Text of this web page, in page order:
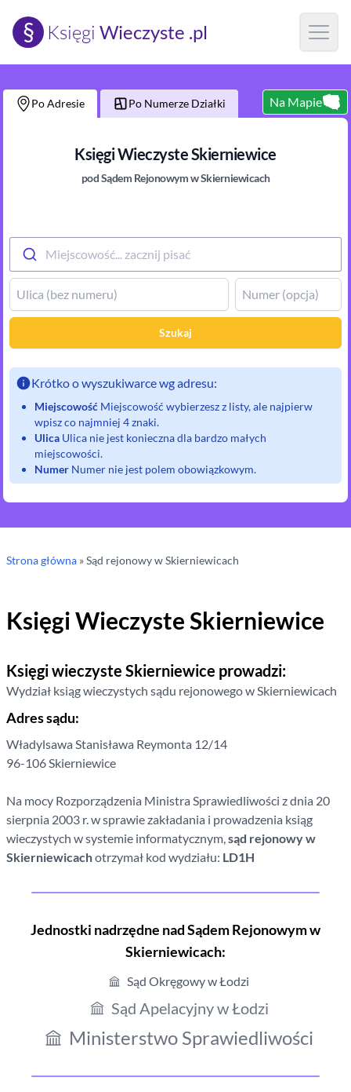
§ Księgi Wieczyste .pl Open
Po Adresie Po Numerze Działki Na Mapie
Księgi WieczysteSkierniewice
pod Sądem Rejonowymw Skierniewicach
Miejscowość... zacznij pisać
Szukaj
Krótko o wyszukiwarce wg adresu:
Miejscowość Miejscowość wybierzesz z listy, ale najpierw
wpisz co najmniej 4 znaki.
Ulica Ulica nie jest konieczna dla bardzo małych
miejscowości.
Numer Numer nie jest polem obowiązkowym.
Strona główna »Sąd rejonowyw Skierniewicach
Księgi WieczysteSkierniewice
Księgi wieczyste Skierniewice prowadzi:
Wydział ksiąg wieczystych sądu rejonowegow Skierniewicach
Adres sądu:
Władylsawa Stanisława Reymonta 12/14
96-106Skierniewice
Na mocy Rozporządzenia Ministra Sprawiedliwości z dnia 20
sierpnia 2003 r. w sprawie zakładania i prowadzenia ksiąg
wieczystych w systemie informatycznym,sąd rejonowyw
Skierniewicachotrzymał kod wydziału: LD1H
Jednostki nadrzędne nad Sądem Rejonowymw
Skierniewicach:
Sąd Okręgowy w Łodzi
Sąd Apelacyjny w Łodzi
Ministerstwo Sprawiedliwości